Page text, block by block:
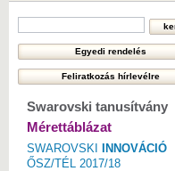
Swarovski tanusítvány
Mérettáblázat
SWAROVSKI
INNOVÁCIÓ
ŐSZ/TÉL 2017/18